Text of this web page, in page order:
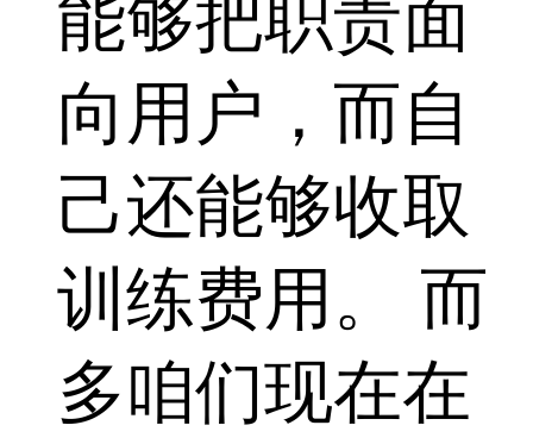
能够把职责面
向用户，而自
己还能够收取
训练费用。 而
多咱们现在在